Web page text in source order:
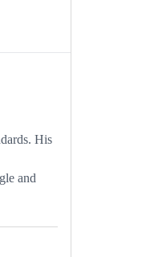
His
and